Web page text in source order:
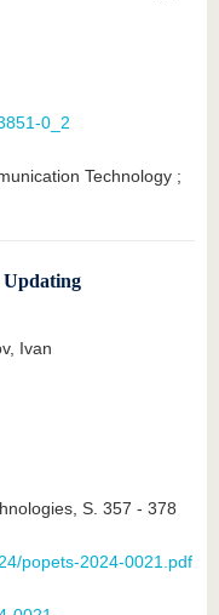
0_2
Technology ;
Updating
Ivan
S. 357 - 378
popets-2024-0021.pdf